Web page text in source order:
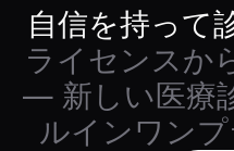
自信を持って
ライセンスか
— 新しい医療
ルインワン